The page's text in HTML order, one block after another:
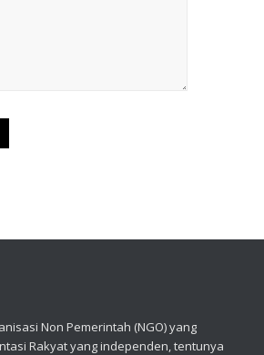
Non Pemerintah (NGO) yang
Rakyat yang independen, tentunya